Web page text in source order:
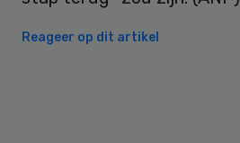
Reageer op dit artikel